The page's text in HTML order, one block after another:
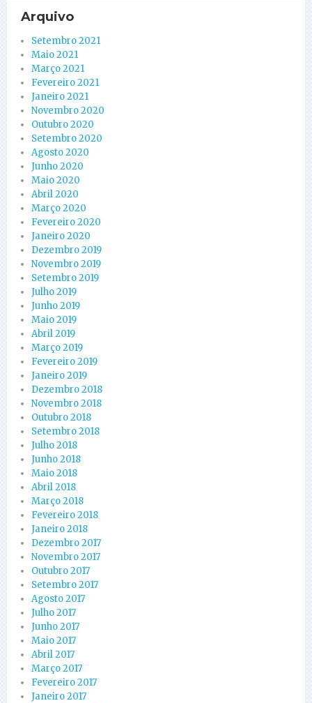
Arquivo
Setembro 2021
Maio 2021
Março 2021
Fevereiro 2021
Janeiro 2021
Novembro 2020
Outubro 2020
Setembro 2020
Agosto 2020
Junho 2020
Maio 2020
Abril 2020
Março 2020
Fevereiro 2020
Janeiro 2020
Dezembro 2019
Novembro 2019
Setembro 2019
Julho 2019
Junho 2019
Maio 2019
Abril 2019
Março 2019
Fevereiro 2019
Janeiro 2019
Dezembro 2018
Novembro 2018
Outubro 2018
Setembro 2018
Julho 2018
Junho 2018
Maio 2018
Abril 2018
Março 2018
Fevereiro 2018
Janeiro 2018
Dezembro 2017
Novembro 2017
Outubro 2017
Setembro 2017
Agosto 2017
Julho 2017
Junho 2017
Maio 2017
Abril 2017
Março 2017
Fevereiro 2017
Janeiro 2017